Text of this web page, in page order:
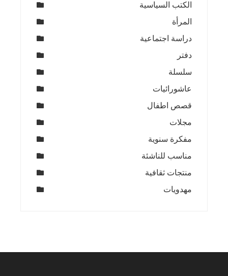
الكتب السياسية
المرأة
دراسة اجتماعية
دفتر
سلسلة
عاشورائيات
قصص اطفال
مجلات
مفكرة سنوية
مناسب للناشئة
منتجات ثقافية
مهدويات